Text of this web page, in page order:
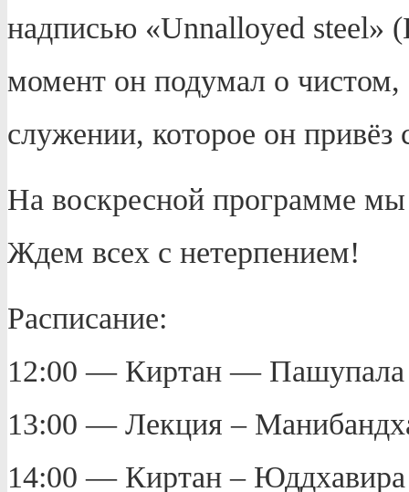
надписью «Unnalloyed steel»
момент он подумал о
служении, которое он привёз
На воскресной программе
Ждем всех с нетерпением!
Расписание:
12:00 — Киртан — Пашупала
13:00 — Лекция –
14:00 — Киртан – Юддхавира